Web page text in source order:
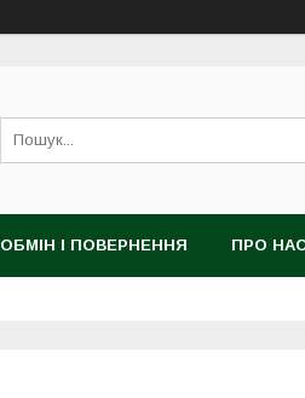
ОБМІН І ПОВЕРНЕННЯ ПРО